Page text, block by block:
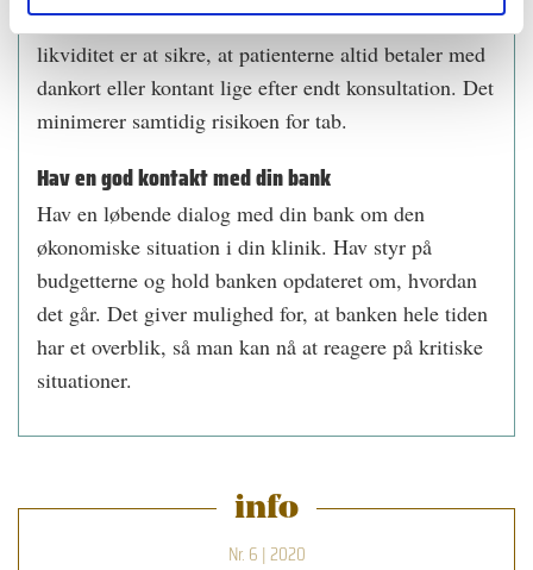
arbejdsmarkedsbidrag. En måde at forbedre sin
likviditet er at sikre, at patienterne altid betaler med
dankort eller kontant lige efter endt konsultation. Det
minimerer samtidig risikoen for tab.
Hav en god kontakt med din bank
Hav en løbende dialog med din bank om den
økonomiske situation i din klinik. Hav styr på
budgetterne og hold banken opdateret om, hvordan
det går. Det giver mulighed for, at banken hele tiden
har et overblik, så man kan nå at reagere på kritiske
situationer.
info
Nr. 6 | 2020